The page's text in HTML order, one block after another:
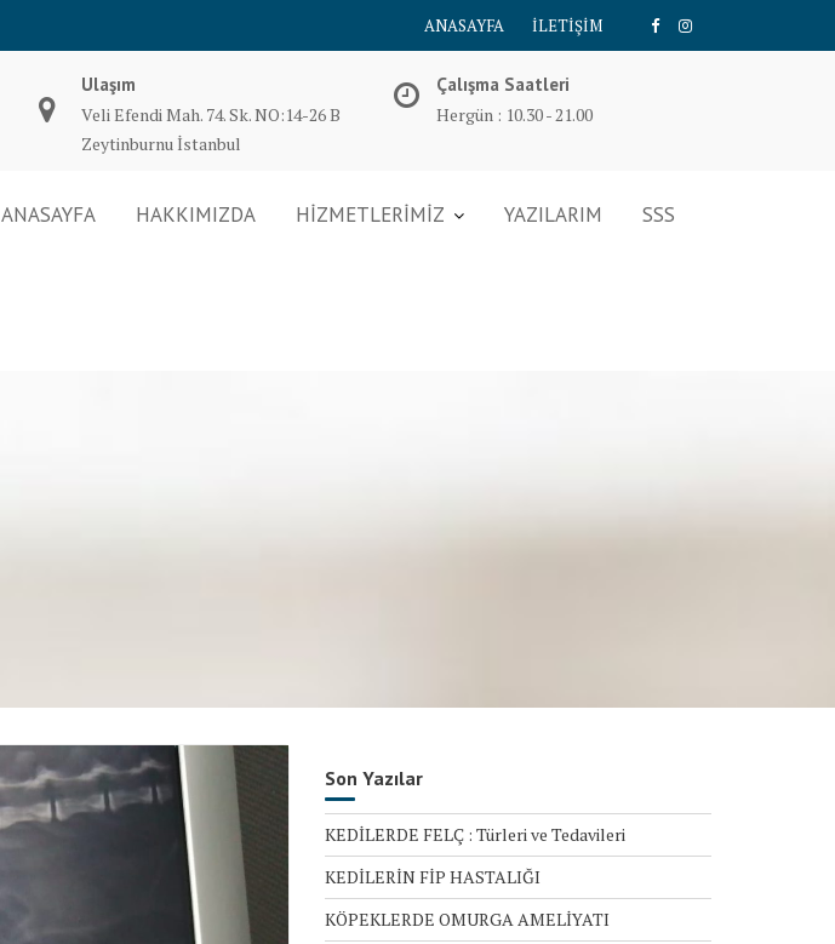
ANASAYFA İLETİŞİM
Ulaşım
Veli Efendi Mah. 74. Sk. NO:14-26 B
Zeytinburnu İstanbul
Çalışma Saatleri
Hergün : 10.30 - 21.00
ANASAYFA HAKKIMIZDA HİZMETLERİMİZ YAZILARIM SSS
Son Yazılar
KEDİLERDE FELÇ : Türleri ve Tedavileri
KEDİLERİN FİP HASTALIĞI
KÖPEKLERDE OMURGA AMELİYATI